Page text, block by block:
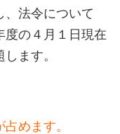
、法令について
度の４月１日現在
ます。
めます。